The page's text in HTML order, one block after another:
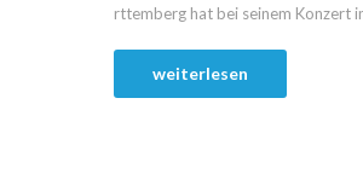
rttemberg hat bei seinem Konzert
weiterlesen